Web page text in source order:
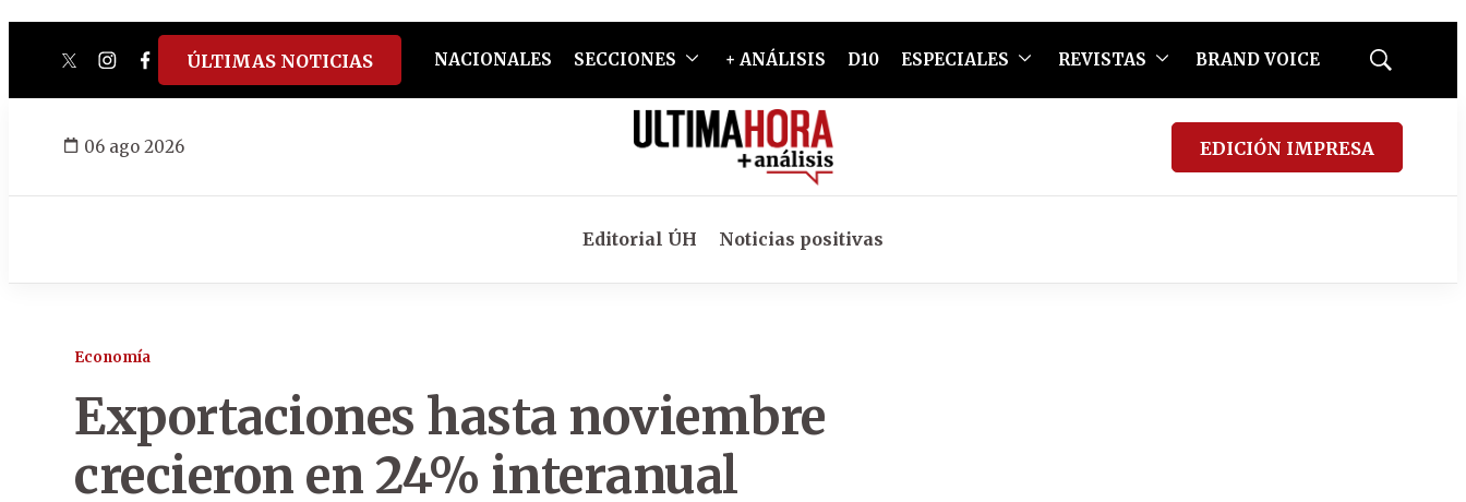
twitterinstagram
facebook
tiktokyoutube
spotify
ÚLTIMAS NOTICIAS NACIONALES SECCIONES + ANÁLISIS D10 ESPECIALES REVISTAS BRAND VOICE
Mostrar
06 ago 2026 EDICIÓN IMPRESA
Editorial ÚH Noticias positivas
Economía
Exportaciones hasta noviembre
crecieron en 24% interanual